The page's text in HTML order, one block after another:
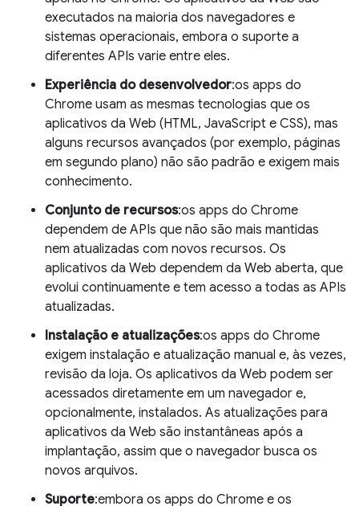
executados na maioria dos navegadores e
sistemas operacionais, embora o suporte a
diferentes APIs varie entre eles.
Experiência do desenvolvedor:os apps do
Chrome usam as mesmas tecnologias que os
aplicativos da Web (HTML, JavaScript e CSS), mas
alguns recursos avançados (por exemplo, páginas
em segundo plano) não são padrão e exigem mais
conhecimento.
Conjunto de recursos:os apps do Chrome
dependem de APIs que não são mais mantidas
nem atualizadas com novos recursos. Os
aplicativos da Web dependem da Web aberta, que
evolui continuamente e tem acesso a todas as APIs
atualizadas.
Instalação e atualizações:os apps do Chrome
exigem instalação e atualização manual e, às vezes,
revisão da loja. Os aplicativos da Web podem ser
acessados diretamente em um navegador e,
opcionalmente, instalados. As atualizações para
aplicativos da Web são instantâneas após a
implantação, assim que o navegador busca os
novos arquivos.
Suporte:embora os apps do Chrome e os